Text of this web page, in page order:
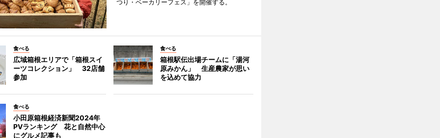
つり・ベーカリーフェス」を開催する。
食べる
広域箱根エリアで「箱根スイ
ーツコレクション」 32店舗
参加
食べる
箱根駅伝出場チームに「湯河
原みかん」 生産農家が思い
を込めて協力
食べる
小田原箱根経済新聞2024年
PVランキング 花と自然中心
にグルメ記事も